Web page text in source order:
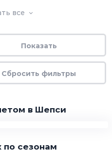
все
в Шепси
по сезонам